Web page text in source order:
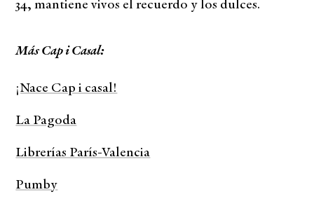
34, mantiene vivos el recuerdo y los dulces.
Más Cap i Casal:
¡Nace Cap i casal!
La Pagoda
Librerías París-Valencia
Pumby